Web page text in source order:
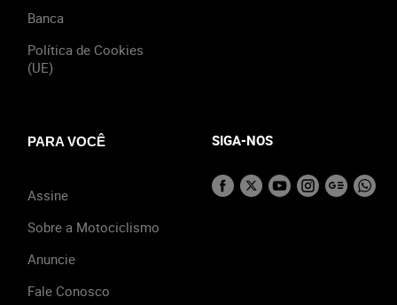
Banca
Política de Cookies
(UE)
PARA VOCÊ
Assine
Sobre a Motociclismo
Anuncie
Fale Conosco
SIGA-NOS